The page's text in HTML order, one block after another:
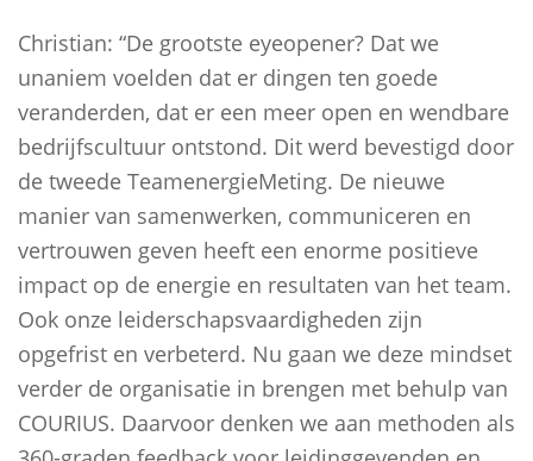
Christian: “De grootste eyeopener? Dat we
unaniem voelden dat er dingen ten goede
veranderden, dat er een meer open en wendbare
bedrijfscultuur ontstond. Dit werd bevestigd door
de tweede TeamenergieMeting. De nieuwe
manier van samenwerken, communiceren en
vertrouwen geven heeft een enorme positieve
impact op de energie en resultaten van het team.
Ook onze leiderschapsvaardigheden zijn
opgefrist en verbeterd. Nu gaan we deze mindset
verder de organisatie in brengen met behulp van
COURIUS. Daarvoor denken we aan methoden als